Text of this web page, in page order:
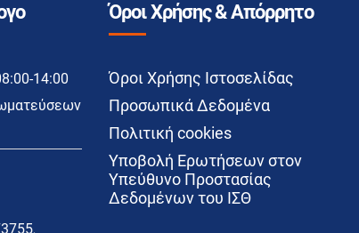
14:00
,
Όροι Χρήσης & Απόρρητο
Όροι Χρήσης Ιστοσελίδας
Προσωπικά Δεδομένα
Πολιτική cookies
Υποβολή Ερωτήσεων στον
Υπεύθυνο Προστασίας
Δεδομένων του ΙΣΘ